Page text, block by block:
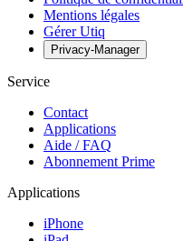
Mentions légales
Gérer Utiq
Privacy-Manager
Service
Contact
Applications
Aide / FAQ
Abonnement Prime
Applications
iPhone